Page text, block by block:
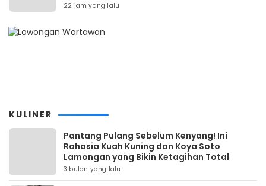
22 jam yang lalu
KULINER
Pantang Pulang Sebelum Kenyang! Ini
Rahasia Kuah Kuning dan Koya Soto
Lamongan yang Bikin Ketagihan Total
3 bulan yang lalu